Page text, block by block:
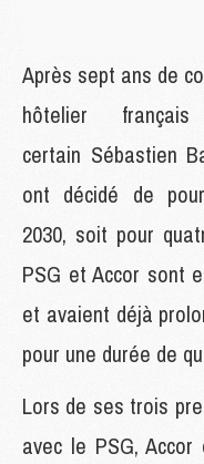
Après sept ans de
hôtelier
certain Sébastien
ont décidé de
2030, soit pour
PSG et Accor sont
et avaient déjà
pour une durée de
Lors de ses trois
avec le PSG,